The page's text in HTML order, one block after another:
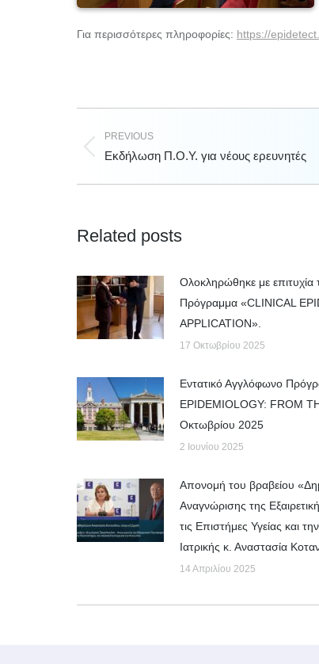
Για περισσότερες πληροφορίες: https://
PREVIOUS
Previous
Εκδήλωση Π.Ο.Υ. για νέους ερευνητές
Related posts
Ολοκληρώθηκε με
Πρόγραμμα «CLINICAL
APPLICATION».
17 Οκτωβρίου 2025
Εντατικό Αγγλόφωνο
EPIDEMIOLOGY: FROM
Οκτωβρίου 2025
2 Ιουνίου 2025
Απονομή του βραβείου
Αναγνώρισης της
τις Επιστήμες Υγείας και
Ιατρικής κ. Αναστασία
14 Απριλίου 2025